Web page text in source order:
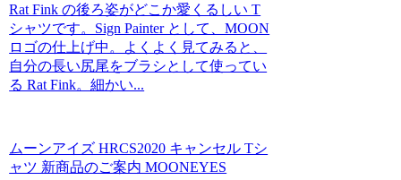
Rat Fink の後ろ姿がどこか愛くるしい T
シャツです。Sign Painter として、MOON
ロゴの仕上げ中。よくよく見てみると、
自分の長い尻尾をブラシとして使ってい
る Rat Fink。細かい...
ムーンアイズ HRCS2020 キャンセル Tシ
ャツ 新商品のご案内 MOONEYES